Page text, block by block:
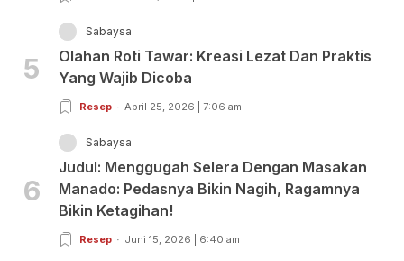
5
Sabaysa
Olahan Roti Tawar: Kreasi Lezat Dan Praktis
Yang Wajib Dicoba
Resep April 25, 2026 | 7:06 am
6
Sabaysa
Judul: Menggugah Selera Dengan Masakan
Manado: Pedasnya Bikin Nagih, Ragamnya
Bikin Ketagihan!
Resep Juni 15, 2026 | 6:40 am